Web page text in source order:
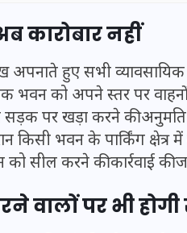
कारोबार नहीं
हुए सभी व्यावसायिक
भवन को अपने स्तर पर वाहनों
सड़क पर खड़ा करने की
किसी भवन के पार्किंग
सील करने की कार्रवाई की
वालों पर भी